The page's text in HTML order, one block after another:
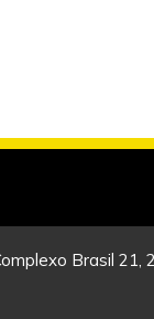
Brasil 21,